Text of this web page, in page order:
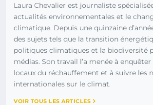
Laura Chevalier est journaliste
actualités environnementales et le
climatique. Depuis une quinzaine
des sujets tels que la transition
politiques climatiques et la biodiversité
médias. Son travail l’a menée à
locaux du réchauffement et à suivre les
internationales sur le climat.
VOIR TOUS LES ARTICLES